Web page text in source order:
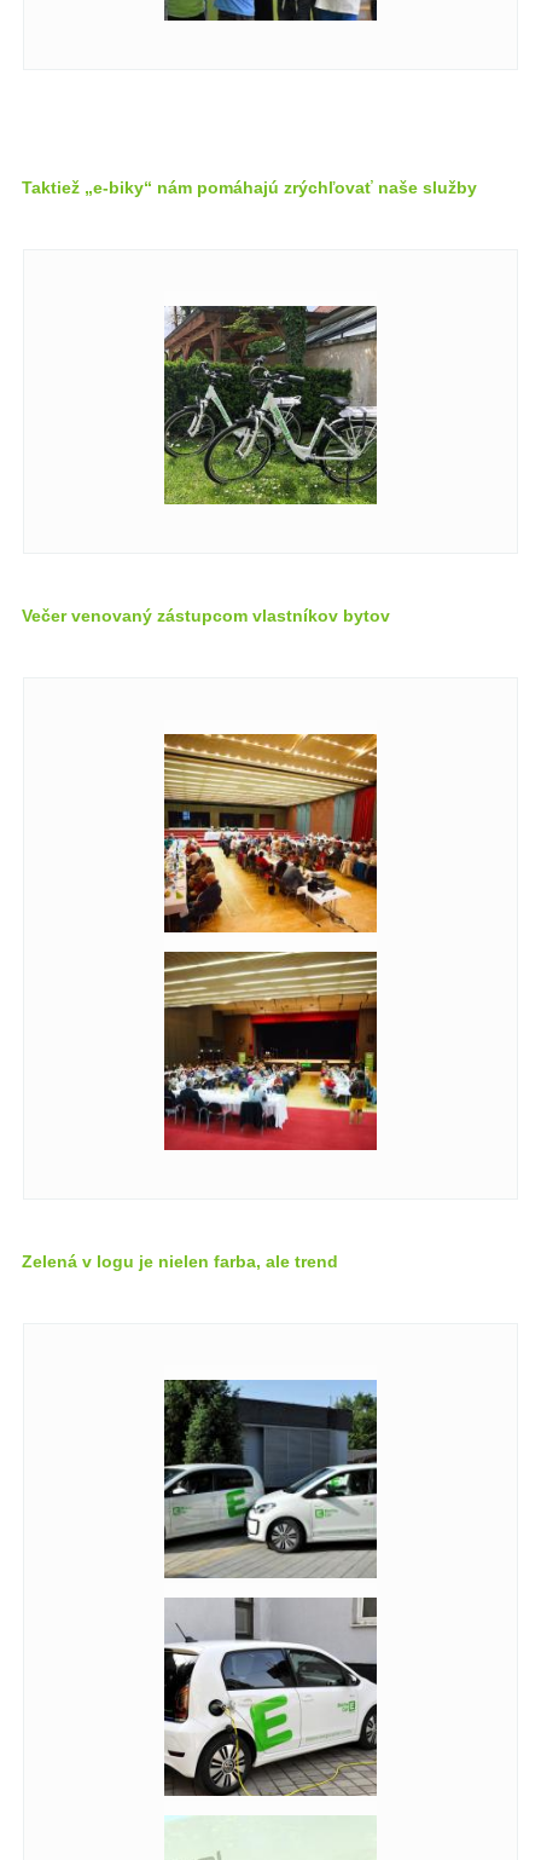
Taktiež „e-biky“ nám pomáhajú zrýchľovať naše služby
Večer venovaný zástupcom vlastníkov bytov
Zelená v logu je nielen farba, ale trend